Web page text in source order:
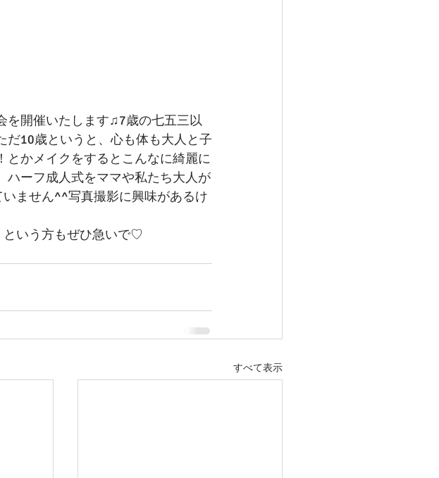
を開催いたします♫7歳の七五三以
だ10歳というと、心も体も大人と子
かメイクをするとこんなに綺麗に
ーフ成人式をママや私たち大人が
ません^^写真撮影に興味があるけ
という方もぜひ急いで♡
すべて表示